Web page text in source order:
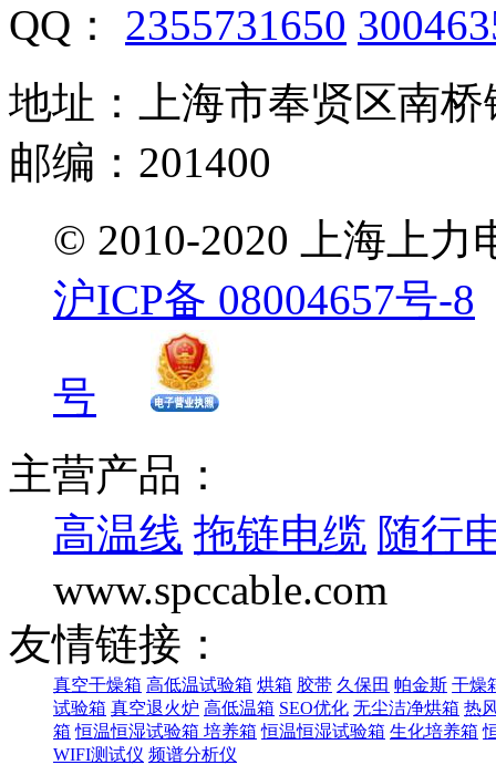
QQ： 2355731650
地址：上海市奉贤区南
邮编：201400
© 2010-2020 上海上
沪ICP备 08004657号-8
号
主营产品：
高温线 拖链电缆 随行
www.spccable.com
友情链接：
真空干燥箱 高低温试验箱 烘箱 胶带 久保田 帕金斯 干燥
试验箱 真空退火炉 高低温箱 SEO优化 无尘洁净烘箱 热
箱 恒温恒湿试验箱 培养箱 恒温恒湿试验箱 生化培养箱
WIFI测试仪 频谱分析仪